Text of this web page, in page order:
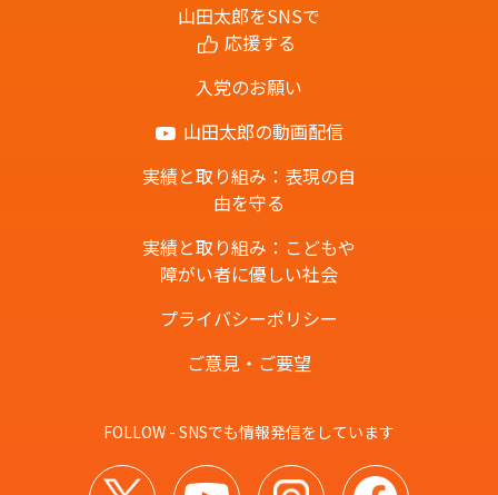
山田太郎をSNSで
応援する
入党のお願い
山田太郎の動画配信
実績と取り組み：表現の自
由を守る
実績と取り組み：こどもや
障がい者に優しい社会
プライバシーポリシー
ご意見・ご要望
FOLLOW - SNSでも情報発信をしています